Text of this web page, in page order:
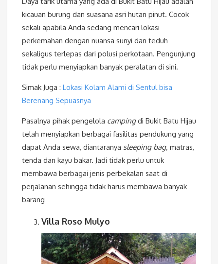
kicauan burung dan suasana asri hutan pinut. Cocok
sekali apabila Anda sedang mencari lokasi
perkemahan dengan nuansa sunyi dan teduh
sekaligus terlepas dari polusi perkotaan. Pengunjung
tidak perlu menyiapkan banyak peralatan di sini.
Simak Juga : Lokasi Kolam Alami di Sentul bisa
Berenang Sepuasnya
Pasalnya pihak pengelola campingdi Bukit Batu Hijau
telah menyiapkan berbagai fasilitas pendukung yang
dapat Anda sewa, diantaranya sleeping bag, matras,
tenda dan kayu bakar. Jadi tidak perlu untuk
membawa berbagai jenis perbekalan saat di
perjalanan sehingga tidak harus membawa banyak
barang
Villa Roso Mulyo